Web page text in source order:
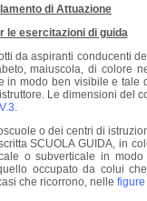
di Attuazione
le esercitazioni di guida
da aspiranti conducenti
maiuscola, di colore
modo ben visibile e tale
Le dimensioni del
IV.3.
o dei centri di
SCUOLA GUIDA, in
o subverticale in
occupato da colui
che ricorrono, nelle figure